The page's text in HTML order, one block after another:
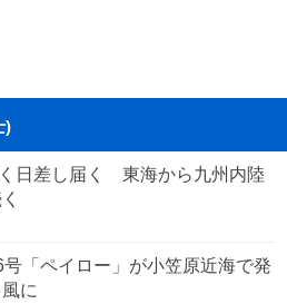
)
日差し届く 東海から九州内陸
号「ペイロー」が小笠原近海で発
に